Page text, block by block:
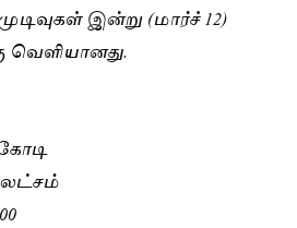
இன்று (மார்ச் 12)
வெளியானது.
லட்சம்